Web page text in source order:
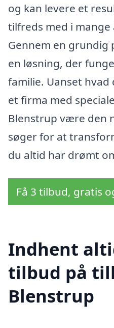
og kan levere et
tilfreds med i mange
Gennem en grundig
en løsning, der
familie. Uanset
et firma med
Blenstrup være den
søger for at
du altid har drømt
Få 3 tilbud, gratis
Indhent
tilbud på
Blenstrup